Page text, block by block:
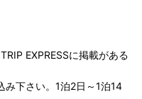
EXPRESSに掲載がある
み下さい。1泊2日～1泊14